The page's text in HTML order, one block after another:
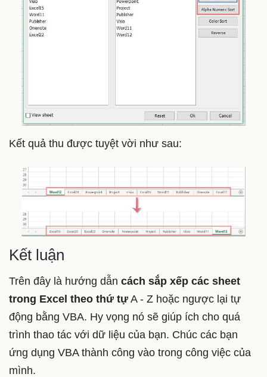
Kết quả thu được tuyệt vời như sau:
Kết luận
Trên đây là hướng dẫn cách sắp xếp các sheet
trong Excel theo thứ tự A - Z hoặc ngược lại tự
động bằng VBA. Hy vọng nó sẽ giúp ích cho quá
trình thao tác với dữ liệu của bạn. Chúc các bạn
ứng dụng VBA thành công vào trong công việc của
mình.